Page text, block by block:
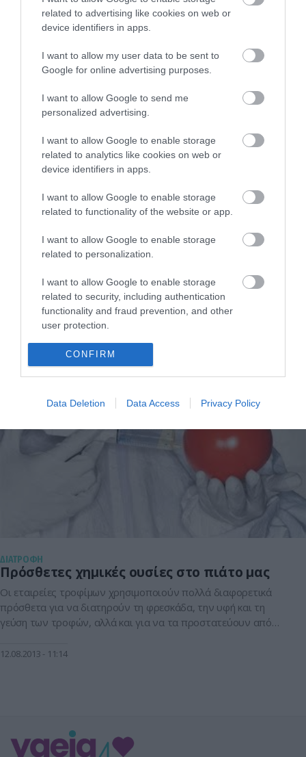
related to advertising like cookies on web or
device identifiers in apps.
I want to allow my user data to be sent to
Google for online advertising purposes.
I want to allow Google to send me
personalized advertising.
I want to allow Google to enable storage
related to analytics like cookies on web or
device identifiers in apps.
I want to allow Google to enable storage
related to functionality of the website or app.
I want to allow Google to enable storage
related to personalization.
I want to allow Google to enable storage
related to security, including authentication
functionality and fraud prevention, and other
user protection.
CONFIRM
Data Deletion Data Access Privacy Policy
θανατώσουν τον ανθρώπινο πληθυσμό. Είναι καλά
τεκμηριωμένο ότι η Λέσχη της Ρώμης, ο Bill Gates, Τεντ
παγκοσμιοποίητες σχεδιάζουν να κυριαρχήσουν και να
αποδεκατίσουν την ανθρωπότητα με τη […]
Σοκάρει η αποκάλυψη για το frozen yogurt-
Άσχημα τα νέα για τους λάτρεις του frozen yogurt. Η δυναμική
επέκταση των καταστημάτων που προσφέρουν το προϊόν με
μότο ότι αποτελούν μια υγιεινή τροφή ανθρώπους που
στερηθούν το γλυκό τους και μάλιστα επί καθημερινής βάσεως
είναι μια πραγματικότητα. Ποια είναι, όμως, η αλήθεια;
12:01
ΔΙΑΤΡΟΦΗ
Πρόσθετες χημικές ουσίες στο πιάτο μας
Οι εταιρείες τροφίμων χρησιμοποιούν πολλά διαφορετικά
πρόσθετα για να διατηρούν τη φρεσκάδα, την υφή και τη
γεύση των τροφών, αλλά και για να τα προστατεύουν από
συστατικά των τροφίμων, αλλά προστίθενται σε αυτά κατά
12.08.2013 11:14